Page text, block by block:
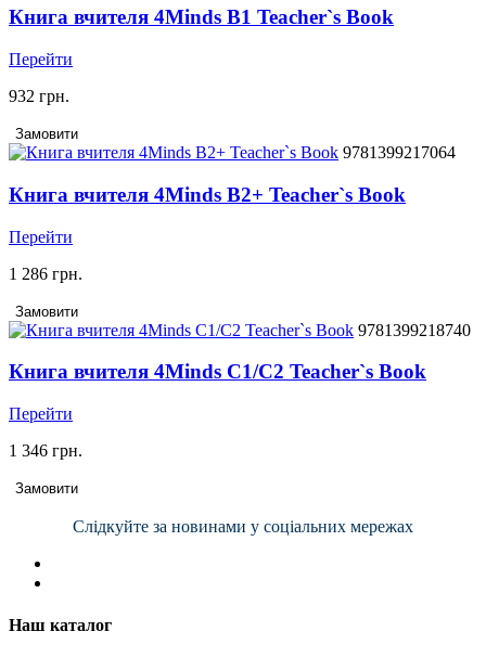
Книга вчителя 4Minds B1 Teacher`s Book
Перейти
932 грн.
Замовити
9781399217064
Книга вчителя 4Minds B2+ Teacher`s Book
Перейти
1 286 грн.
Замовити
9781399218740
Книга вчителя 4Minds C1/C2 Teacher`s Book
Перейти
1 346 грн.
Замовити
Слідкуйте за новинами у соціальних мережах
Наш каталог